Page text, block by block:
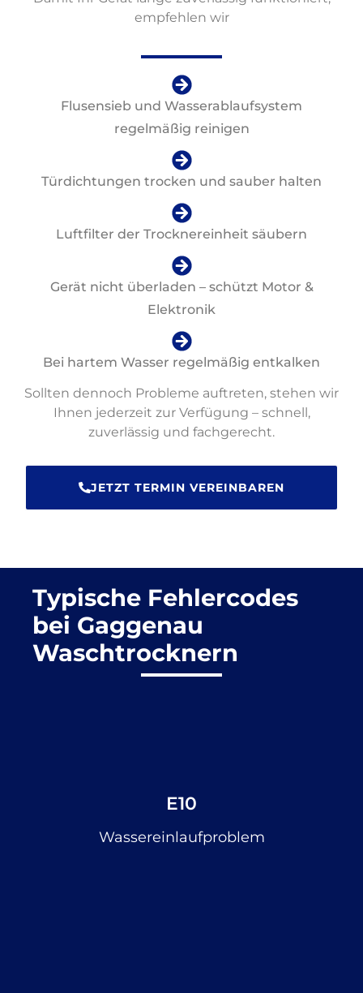
empfehlen wir
Flusensieb und Wasserablaufsystem
regelmäßig reinigen
Türdichtungen trocken und sauber halten
Luftfilter der Trocknereinheit säubern
Gerät nicht überladen – schützt Motor &
Elektronik
Bei hartem Wasser regelmäßig entkalken
Sollten dennoch Probleme auftreten, stehen wir
Ihnen jederzeit zur Verfügung – schnell,
zuverlässig und fachgerecht.
JETZT TERMIN VEREINBAREN
Typische Fehlercodes
bei Gaggenau
Waschtrocknern
E10
Wassereinlaufproblem